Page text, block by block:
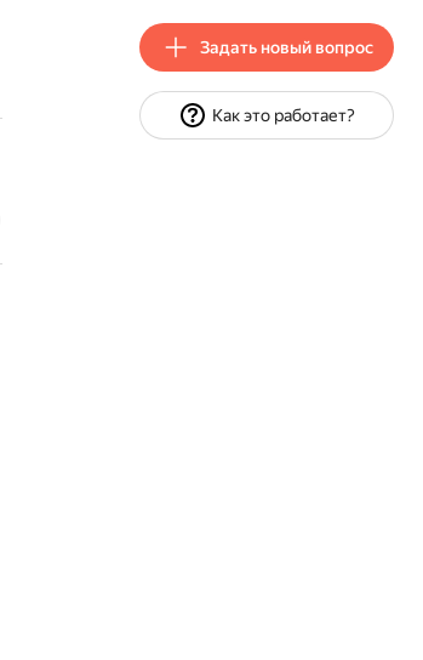
Задать новый вопрос
Как это работает?